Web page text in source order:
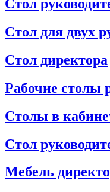
Стол
Стол для двух
Стол директора
Рабочие столы
Столы в
Стол
Мебель